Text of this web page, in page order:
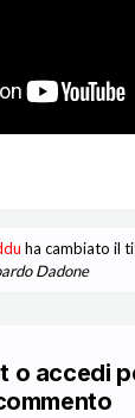
ha cambiato il
Dadone
o accedi